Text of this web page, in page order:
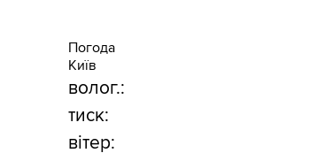
Погода
Київ
волог.:
тиск:
вітер: